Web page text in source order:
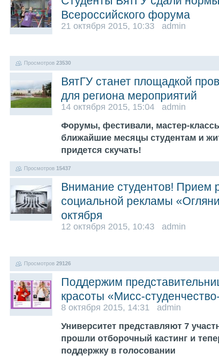
Всероссийского форума
21 октября 2015, 10:33 admin
Просмотров 23530
ВятГУ станет площадкой
для региона мероприятий
14 октября 2015, 15:04 admin
Форумы, фестивали, мастер-
ближайшие месяцы студентам и
придется скучать!
Просмотров 15437
Внимание студентов! Прием
социальной рекламы
октября
12 октября 2015, 10:43 admin
Просмотров 29126
Поддержим
красоты «Мисс-
8 октября 2015, 14:31 admin
Университет представляют 7
прошли отборочный кастинг и
поддержку в голосовании